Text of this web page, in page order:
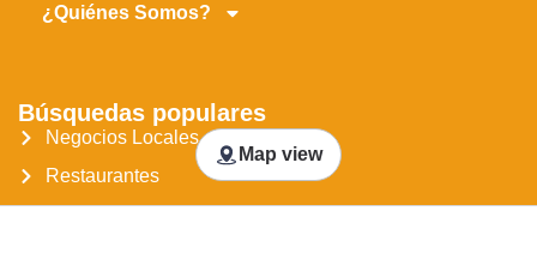
¿Quiénes Somos?
Búsquedas populares
Negocios Locales
Restaurantes
Map view